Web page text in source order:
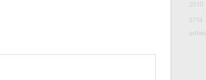
2010
5774